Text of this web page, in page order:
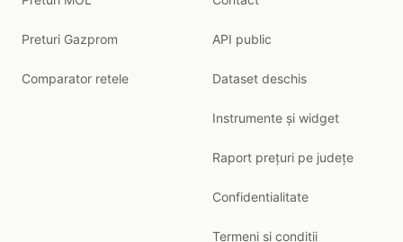
Preturi Gazprom
Comparator retele
API public
Dataset deschis
Instrumente și widget
Raport prețuri pe județe
Confidentialitate
Termeni si conditii